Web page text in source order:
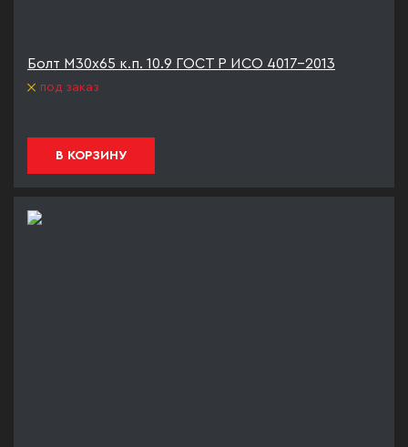
Болт М30х65 к.п. 10.9 ГОСТ Р ИСО 4017-2013
под заказ
В КОРЗИНУ